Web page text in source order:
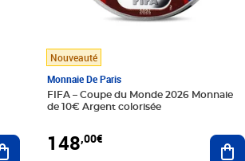
Ajouter au panier
Nouveauté
Monnaie De Paris
FIFA – Coupe du Monde 2026 Monnaie
de 10€ Argent colorisée
148,00€